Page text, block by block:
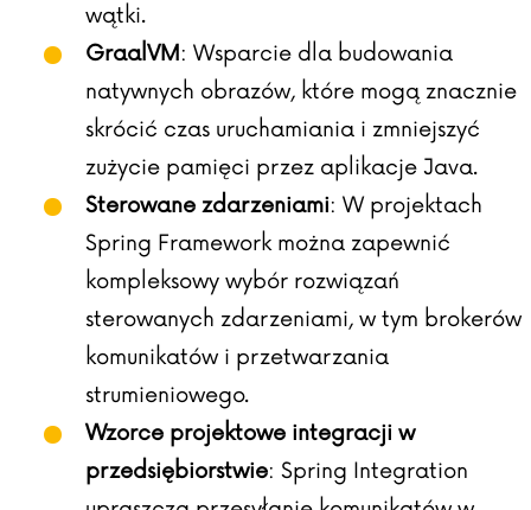
wątki.
GraalVM: Wsparcie dla budowania
natywnych obrazów, które mogą znacznie
skrócić czas uruchamiania i zmniejszyć
zużycie pamięci przez aplikacje Java.
Sterowane zdarzeniami: W projektach
Spring Framework można zapewnić
kompleksowy wybór rozwiązań
sterowanych zdarzeniami, w tym brokerów
komunikatów i przetwarzania
strumieniowego.
Wzorce projektowe integracji w
przedsiębiorstwie: Spring Integration